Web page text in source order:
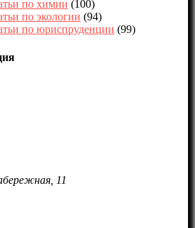
по химии (100)
по экологии (94)
по юриспруденции (99)
11